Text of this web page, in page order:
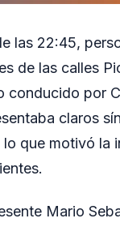
las 22:45,
de las calles
por
claros
que motivó la
Mario